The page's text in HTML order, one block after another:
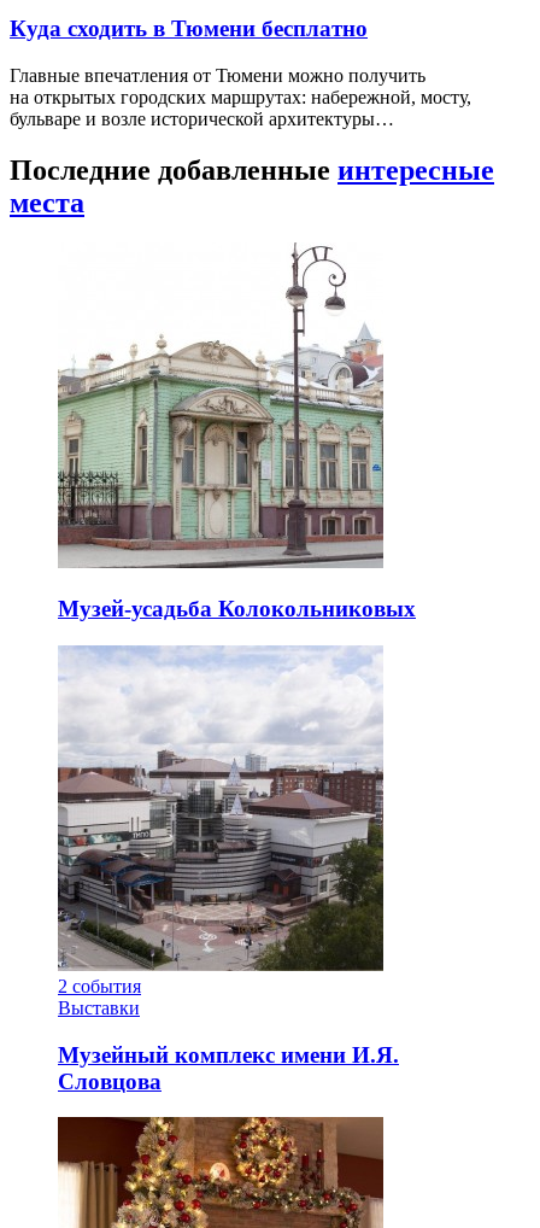
Куда сходить в Тюмени бесплатно
Главные впечатления от Тюмени можно получить
на открытых городских маршрутах: набережной, мосту,
бульваре и возле исторической архитектуры…
Последние добавленные интересные
места
Музей-усадьба Колокольниковых
2 события
Выставки
Музейный комплекс имени И.Я.
Словцова